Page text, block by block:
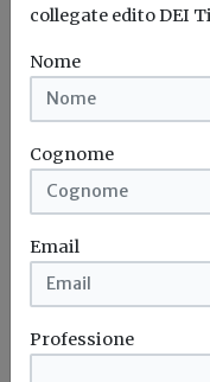
Appalti con il
ribasso: arriva
Francesco
Redazione Build
“Così le pubbliche
tradire la loro stessa
Massimo ribasso
Tariffe minime
collegate edito DEI
Nome
Cognome
Email
Professione